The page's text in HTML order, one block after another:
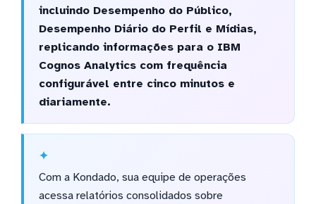
incluindo Desempenho do Público,
Desempenho Diário do Perfil e Mídias,
replicando informações para o IBM
Cognos Analytics com frequência
configurável entre cinco minutos e
diariamente.
Com a Kondado, sua equipe de operações
acessa relatórios consolidados sobre